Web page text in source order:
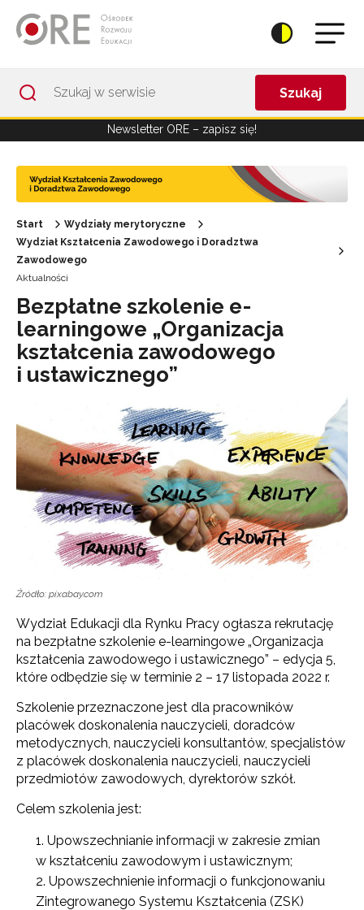
Szukaj
Newsletter ORE – zapisz się!
Start
Wydziały merytoryczne
Wydział Kształcenia Zawodowego i Doradztwa
Zawodowego
Aktualności
Bezpłatne szkolenie e-
learningowe „Organizacja
kształcenia zawodowego
i ustawicznego”
Źródło: pixabay.com
Wydział Edukacji dla Rynku Pracy ogłasza rekrutację
na bezpłatne szkolenie e-learningowe „Organizacja
kształcenia zawodowego i ustawicznego” – edycja 5,
które odbędzie się w terminie 2 – 17 listopada 2022 r.
Szkolenie przeznaczone jest dla pracowników
placówek doskonalenia nauczycieli, doradców
metodycznych, nauczycieli konsultantów, specjalistów
z placówek doskonalenia nauczycieli, nauczycieli
przedmiotów zawodowych, dyrektorów szkół.
Celem szkolenia jest:
Upowszechnianie informacji w zakresie zmian
w kształceniu zawodowym i ustawicznym;
Upowszechnienie informacji o funkcjonowaniu
Zintegrowanego Systemu Kształcenia (ZSK)